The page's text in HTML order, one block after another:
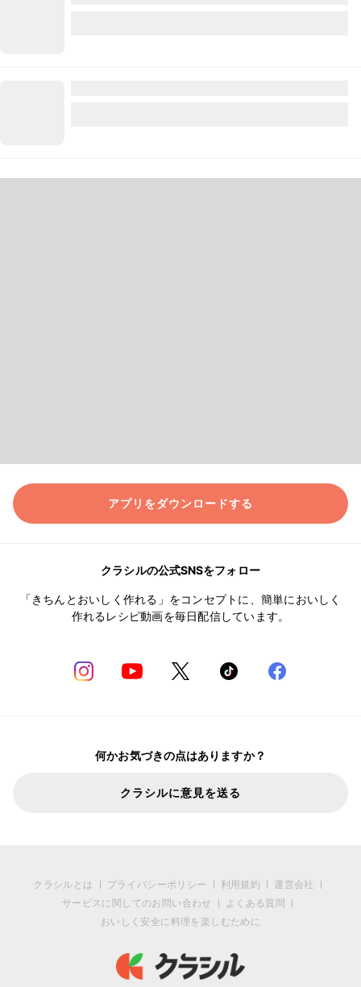
アプリをダウンロードする
クラシルの公式SNSをフォロー
「きちんとおいしく作れる」をコンセプトに、簡単においしく
作れるレシピ動画を毎日配信しています。
何かお気づきの点はありますか？
クラシルに意見を送る
クラシルとは プライバシーポリシー 利用規約
運営会社
サービスに関してのお問い合わせ
よくある質問
おいしく安全に料理を楽しむために